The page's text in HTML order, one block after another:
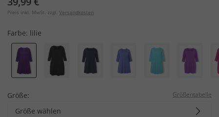
Preis inkl. MwSt. zzgl. Versandkosten
Farbe: lilie
Größe: Größentabelle
Größe wählen